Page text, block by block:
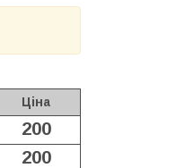
Ціна
200
200